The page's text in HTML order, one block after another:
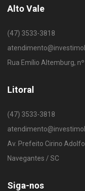
Alto Vale
(47) 3533-3818
Rua Emílio Altemburg,
Litoral
(47) 3533-3818
Av. Prefeito Cirino
Navegantes / SC
Siga-nos